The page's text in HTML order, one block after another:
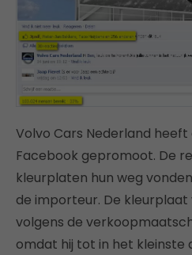
Volvo Cars Nederland
Facebook gepromoot. De
kleurplaten hun weg
de importeur. De kleurplaat
volgens de
omdat hij tot in het kleinste